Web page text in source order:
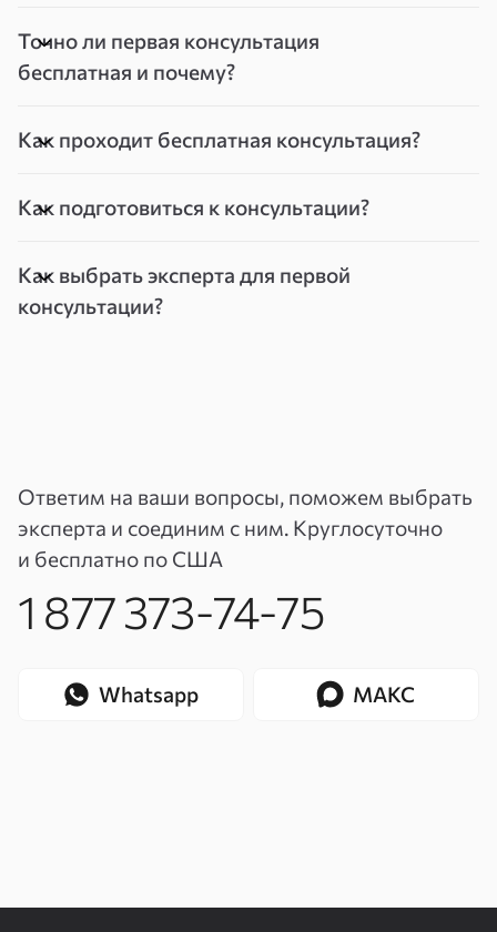
Точно ли первая консультация
бесплатная и почему?
Как проходит бесплатная консультация?
Как подготовиться к консультации?
Как выбрать эксперта для первой
консультации?
Ответим на ваши вопросы, поможем выбрать
эксперта и соединим с ним. Круглосуточно
и бесплатно по США
1 877 373-74-75
Whatsapp МАКС